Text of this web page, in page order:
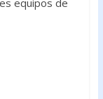
equipos de